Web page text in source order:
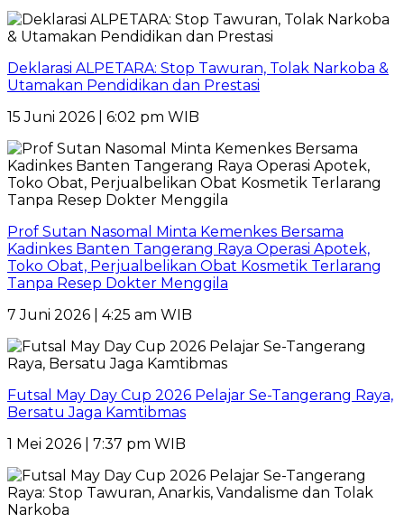
Deklarasi ALPETARA: Stop Tawuran, Tolak Narkoba &
Utamakan Pendidikan dan Prestasi
15 Juni 2026 | 6:02 pm WIB
Prof Sutan Nasomal Minta Kemenkes Bersama
Kadinkes Banten Tangerang Raya Operasi Apotek,
Toko Obat, Perjualbelikan Obat Kosmetik Terlarang
Tanpa Resep Dokter Menggila
7 Juni 2026 | 4:25 am WIB
Futsal May Day Cup 2026 Pelajar Se-Tangerang Raya,
Bersatu Jaga Kamtibmas
1 Mei 2026 | 7:37 pm WIB